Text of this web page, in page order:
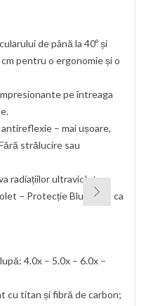
de până la 40º și
pentru o ergonomie și o
pe întreaga
– mai ușoare,
strălucire sau
radiațiilor ultraviolete
– Protecție BlueLight ca
4.0x – 5.0x – 6.0x –
cu titan și fibră de carbon;